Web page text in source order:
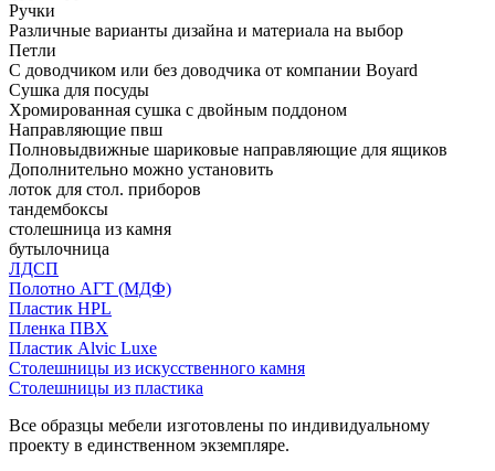
Ручки
Различные варианты дизайна и материала на выбор
Петли
С доводчиком или без доводчика от компании Boyard
Сушка для посуды
Хромированная сушка с двойным поддоном
Направляющие пвш
Полновыдвижные шариковые направляющие для ящиков
Дополнительно можно установить
лоток для стол. приборов
тандембоксы
столешница из камня
бутылочница
ЛДСП
Полотно АГТ (МДФ)
Пластик HPL
Пленка ПВХ
Пластик Alvic Luxe
Столешницы из искусственного камня
Столешницы из пластика
Все образцы мебели изготовлены по индивидуальному
проекту в единственном экземпляре.